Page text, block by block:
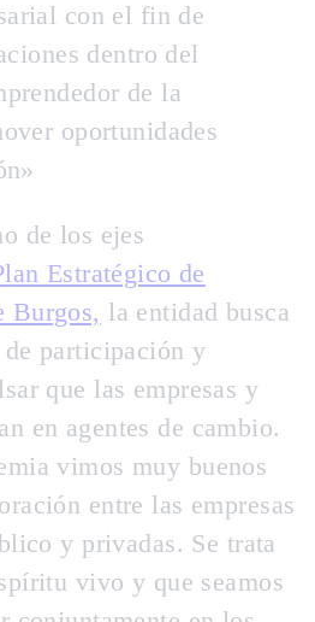
con el fin de
dentro del
de la
oportunidades
de los ejes
Estratégico de
Burgos, la entidad busca
de participación y
que las empresas y
en agentes de cambio.
vimos muy buenos
entre las empresas
y privadas. Se trata
vivo y que seamos